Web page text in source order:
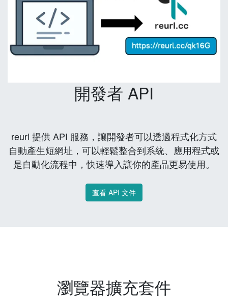
開發者 API
reurl 提供 API 服務，讓開發者可以透過程式化方式
自動產生短網址，可以輕鬆整合到系統、應用程式或
是自動化流程中，快速導入讓你的產品更易使用。
查看 API 文件
瀏覽器擴充套件